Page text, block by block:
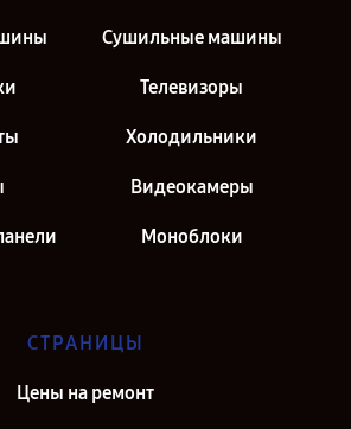
Сушильные машины
Телевизоры
Холодильники
Видеокамеры
Моноблоки
СТРАНИЦЫ
Цены на ремонт